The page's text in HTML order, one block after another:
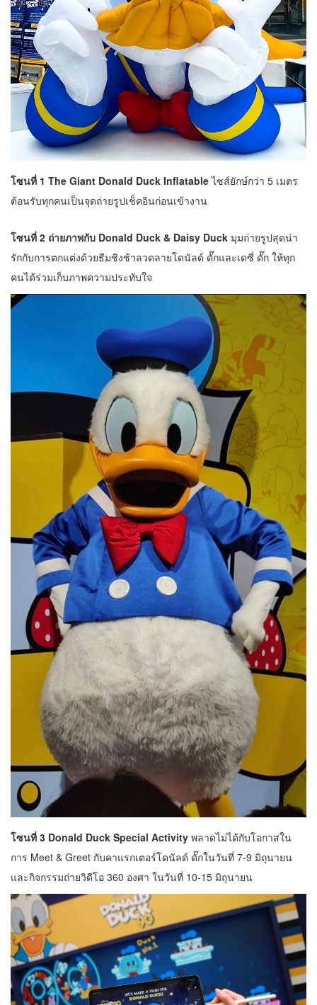
โซนที่ 1 The Giant Donald Duck Inflatableไซส์ยักษ์กว่า 5 เมตร
ต้อนรับทุกคนเป็นจุดถ่ายรูปเช็คอินก่อนเข้างาน
โซนที่ 2 ถ่ายภาพกับ Donald Duck & Daisy Duck มุมถ่ายรูปสุดน่า
รักกับการตกแต่งด้วยธีมชิงช้าลวดลายโดนัลด์ ดั๊กและเดซี่ ดั๊ก ให้ทุก
คนได้ร่วมเก็บภาพความประทับใจ
โซนที่ 3 Donald Duck Special Activity พลาดไม่ได้กับโอกาสใน
การ Meet & Greet กับคาแรกเตอร์โดนัลด์ ดั๊กในวันที่ 7-9 มิถุนายน
และกิจกรรมถ่ายวิดีโอ 360 องศา ในวันที่ 10-15 มิถุนายน